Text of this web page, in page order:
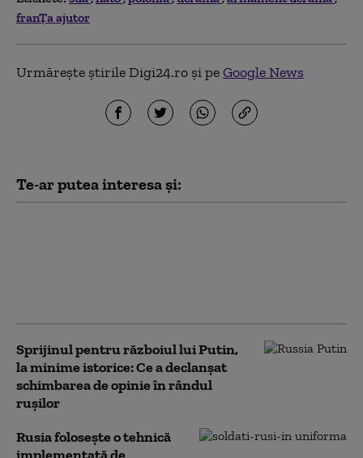
franȚa ajutor
Urmărește știrile Digi24.ro și peGoogle News
Te-ar putea interesa și:
Sprijinul pentru războiul lui Putin,
la minime istorice: Ce a declanșat
schimbarea de opinie în rândul
rușilor
Rusia folosește o tehnică